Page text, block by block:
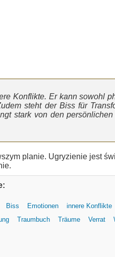
Konflikte. Er kann sowohl
steht der Biss für
stark von den
Biss Emotionen innere Konflikte
Traumbuch Träume Verrat